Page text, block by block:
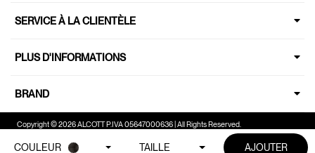
COULEUR TAILLE AJOUTER
SERVICE À LA CLIENTÈLE
PLUS D'INFORMATIONS
BRAND
Copyright © 2026 ALCOTT P.IVA 05647000636 | All Rights Reserved.